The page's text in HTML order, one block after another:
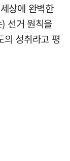
상에 완벽한
선거 원칙을
의 성취라고 평